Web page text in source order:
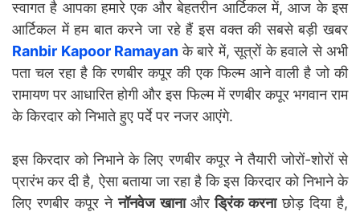
स्वागत है आपका हमारे एक और बेहतरीन आर्टिकल में, आज के इस
आर्टिकल में हम बात करने जा रहे हैं इस वक्त की सबसे बड़ी खबर
Ranbir Kapoor Ramayan के बारे में, सूत्रों के हवाले से अभी
पता चल रहा है कि रणबीर कपूर की एक फिल्म आने वाली है जो की
रामायण पर आधारित होगी और इस फिल्म में रणबीर कपूर भगवान राम
के किरदार को निभाते हुए पर्दे पर नजर आएंगे.
इस किरदार को निभाने के लिए रणबीर कपूर ने तैयारी जोरों-शोरों से
प्रारंभ कर दी है, ऐसा बताया जा रहा है कि इस किरदार को निभाने के
लिए रणबीर कपूर नेनॉनवेज खानाऔर ड्रिंक करनाछोड़ दिया है,